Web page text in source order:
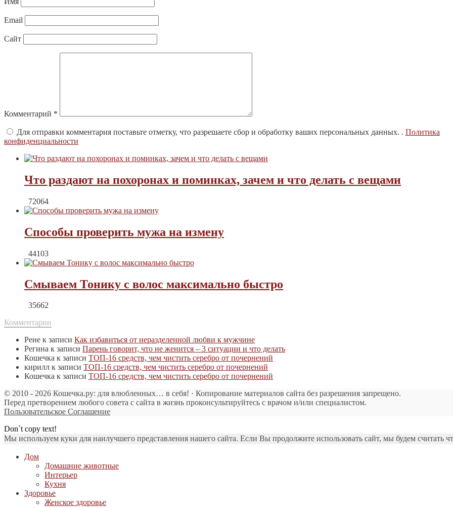
Email
Сайт
Комментарий *
Для отправки комментария поставьте отметку, что разрешаете сбор и обработку ваших персональных данных. . Политика
конфиденциальности
Что раздают на похоронах и поминках, зачем и что делать с вещами
72064
Способы проверить мужа на измену
44103
Смываем Тонику с волос максимально быстро
35662
Комментарии
Рене к записи Как избавиться от неразделенной любви к мужчине
Регина к записи Парень говорит, что не женится – 3 ситуации и что делать
Кошечка к записи ТОП-16 средств, чем чистить серебро от почернений
кирилл к записи ТОП-16 средств, чем чистить серебро от почернений
Кошечка к записи ТОП-16 средств, чем чистить серебро от почернений
© 2010 - 2026 Кошечка.ру: для влюбленных… в себя! · Копирование материалов сайта без разрешения запрещено.
Перед претворением любого совета с сайта в жизнь проконсультируйтесь с врачом и/или специалистом.
Пользовательское Соглашение
Don`t copy text!
Мы используем куки для наилучшего представления нашего сайта. Если Вы продолжите использовать сайт, мы будем считать
Дом
Домашние животные
Интерьер
Кухня
Здоровье
Женское здоровье